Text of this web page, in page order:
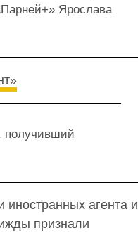
Ярослава
получивший
иностранных агента и
признали